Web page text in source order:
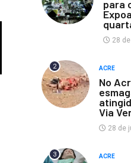
para
28
2 ACRE
No
Via
28 de
3 ACRE